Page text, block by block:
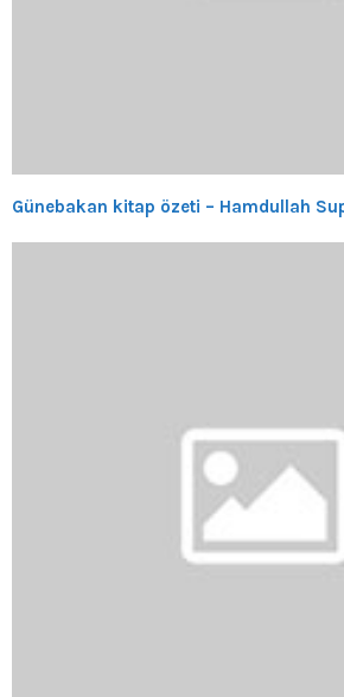
Günebakan kitap özeti – Hamdullah